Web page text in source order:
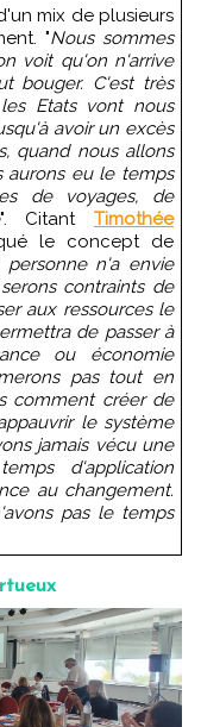
mix de plusieurs
"Nous sommes
voit qu'on n'arrive
bouger. C'est très
Etats vont nous
avoir un excès
quand nous allons
aurons eu le temps
de voyages, de
". CitantTimothée
le concept de
n'a envie
contraints de
aux ressources le
de passer à
ou économie
pas tout en
comment créer de
le système
jamais vécu une
d'application
au changement.
pas le temps